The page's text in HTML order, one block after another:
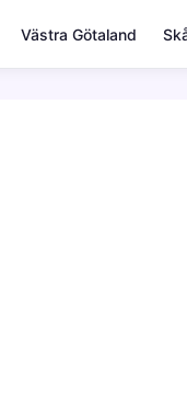
Västra Götaland